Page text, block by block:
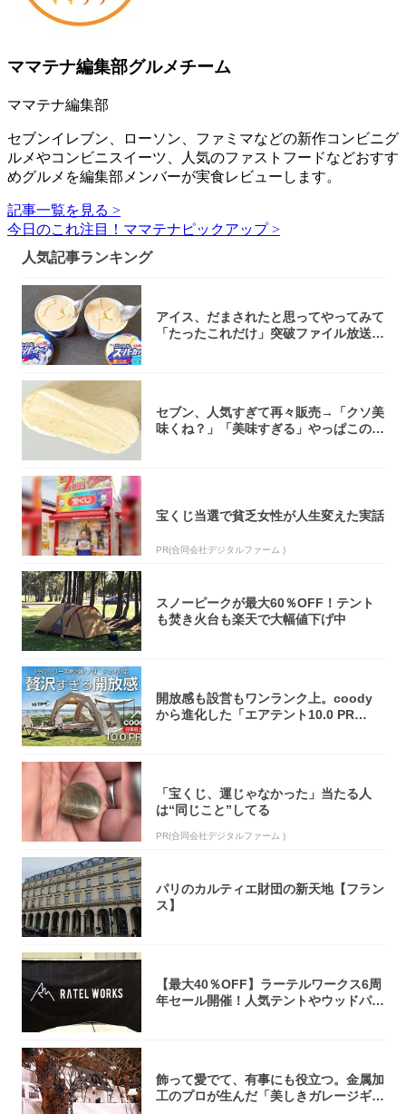
ママテナ編集部グルメチーム
ママテナ編集部
セブンイレブン、ローソン、ファミマなどの新作コンビニグ
ルメやコンビニスイーツ、人気のファストフードなどおすす
めグルメを編集部メンバーが実食レビューします。
記事一覧を見る >
今日のこれ注目！ママテナピックアップ >
人気記事ランキング
アイス、だまされたと思ってやってみて
「たったこれだけ」突破ファイル放送で
セブン、人気すぎて再々販売→「クソ美
味くね？」「美味すぎる」やっぱこのク
宝くじ当選で貧乏女性が人生変えた実話
PR(合同会社デジタルファーム )
スノーピークが最大60％OFF！テント
も焚き火台も楽天で大幅値下げ中
開放感も設営もワンランク上。coody
から進化した「エアテント10.0 PR
「宝くじ、運じゃなかった」当たる人
は“同じこと”してる
PR(合同会社デジタルファーム )
パリのカルティエ財団の新天地【フラン
ス】
【最大40％OFF】ラーテルワークス6周
年セール開催！人気テントやウッドパネ
飾って愛でて、有事にも役立つ。金属加
工のプロが生んだ「美しきガレージギ